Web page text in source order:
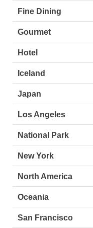
Fine Dining
Gourmet
Hotel
Iceland
Japan
Los Angeles
National Park
New York
North America
Oceania
San Francisco